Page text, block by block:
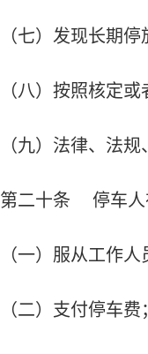
（七）发现长期
（八）按照核定
（九）法律、法
第二十条 停车人
（一）服从工作
（二）支付停车费